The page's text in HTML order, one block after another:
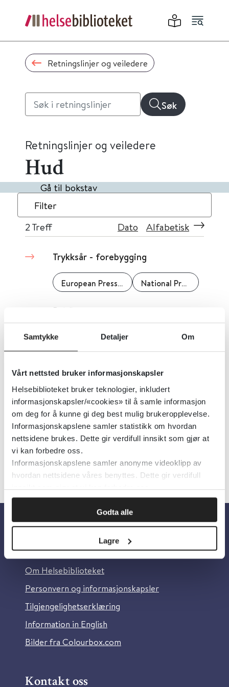
Samtykke Detaljer Om
Vårt nettsted bruker informasjonskapsler
Helsebiblioteket bruker teknologier, inkludert
informasjonskapsler/«cookies» til å samle informasjon
om deg for å kunne gi deg best mulig brukeropplevelse.
Informasjonskapslene samler statistikk om hvordan
nettsidene brukes. Dette gir verdifull innsikt som gjør at
vi kan forbedre oss.
Informasjonskapslene samler anonyme videoklipp av
hvordan nettsidene våres benyttes. Dette gir verdifull
innsikt som gjør at vi kan forbedre oss.
Godta alle
Lagre
Retningslinjer og veiledere
Søk
Retningslinjer og veiledere
Hud
Gå til bokstav
Filter
2 Treff Dato Alfabetisk
Trykksår - forebygging
European Pressure Ulcer Advisory Panel (EPUAP) National Pressure Ulcer Advisory Panel
Detaljer
Terapikapitler hudsykdommer -
Norsk legemiddelhåndbok
Detaljer
Om Helsebiblioteket
Personvern og informasjonskapsler
Tilgjengelighetserklæring
Information in English
Bilder fra Colourbox.com
Kontakt oss